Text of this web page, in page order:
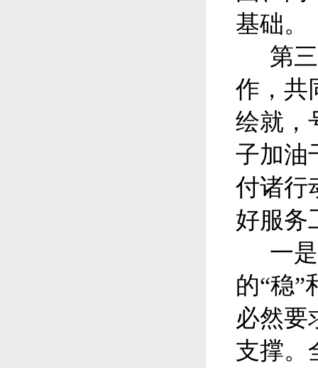
基础。
第
作，共
绘就，
子加油
付诸行
好服务
一
的“稳”
必然要
支撑。